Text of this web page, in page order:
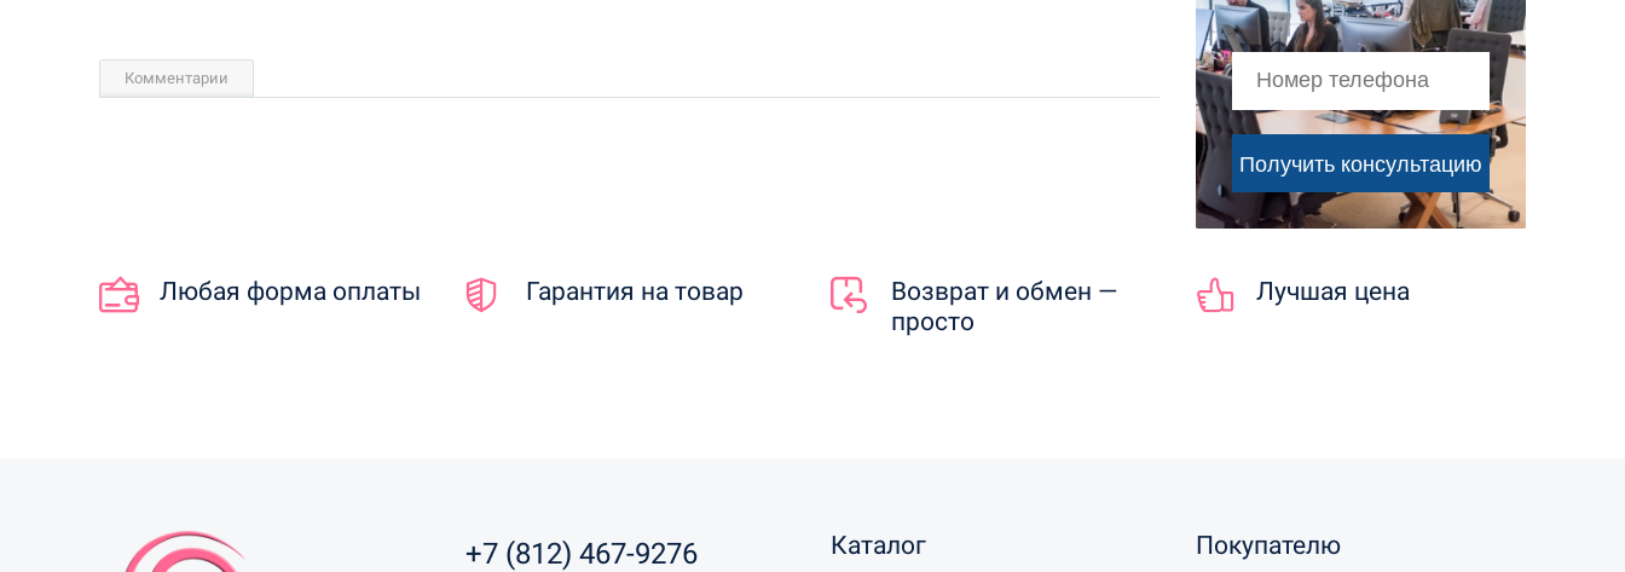
Комментарии
Любая форма оплаты Гарантия на товар
Возврат и обмен —
просто
Лучшая цена
+7 (812) 467-9276 Каталог Покупателю